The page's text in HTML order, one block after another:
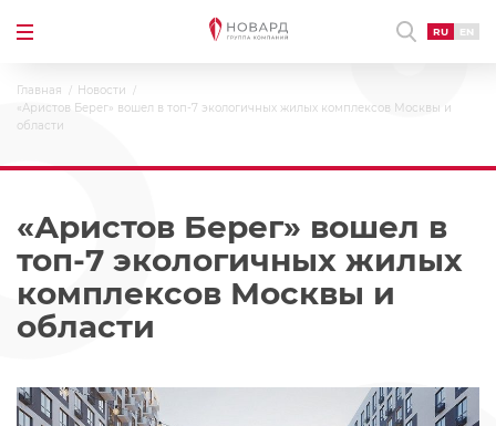
RU EN
Главная
Новости
«Аристов Берег» вошел в топ-7 экологичных жилых комплексов Москвы и
области
«Аристов Берег» вошел в
топ-7 экологичных жилых
комплексов Москвы и
области